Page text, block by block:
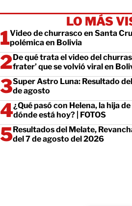
LO MÁS
Video de churrasco en Santa
polémica en Bolivia
De qué trata el video del
frater’ que se volvió viral en
Super Astro Luna: Resultado
de agosto
¿Qué pasó con Helena, la hija
dónde está hoy? | FOTOS
Resultados del Melate,
del 7 de agosto del 2026